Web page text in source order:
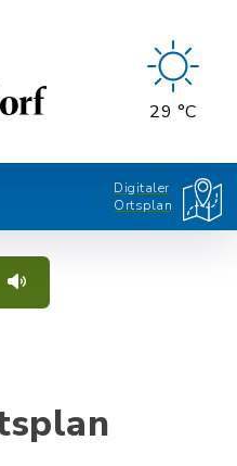
29 °C
Digitaler
Ortsplan